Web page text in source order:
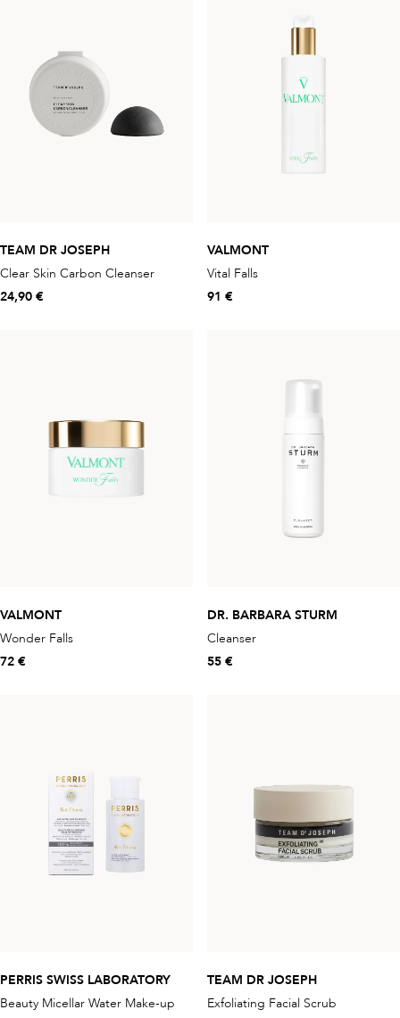
TEAM DR JOSEPH
Clear Skin Carbon Cleanser
24,90 €
VALMONT
Vital Falls
91 €
VALMONT
Wonder Falls
72 €
DR. BARBARA STURM
Cleanser
55 €
PERRIS SWISS LABORATORY
Beauty Micellar Water Make-up
TEAM DR JOSEPH
Exfoliating Facial Scrub